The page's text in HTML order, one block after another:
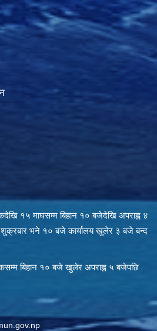
१५ माघसम्म बिहान १० बजेदेखि अपराह्न ४
भने १० बजे कार्यालय खुलेर ३ बजे बन्द
बिहान १० बजे खुलेर अपराह्न ५ बजेपछि